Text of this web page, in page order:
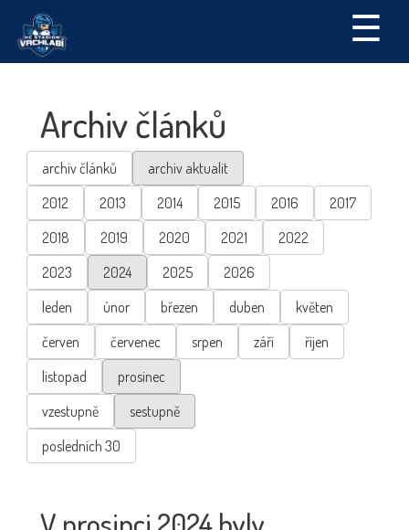
☰
Archiv článků
archiv článků
archiv aktualit
2012
2013 2014 2015 2016
2017
2018
2019 2020 2021
2022
2023
2024 2025
2026
leden
únor březen duben
květen
červen
červenec srpen září
říjen
listopad
prosinec
vzestupně
sestupně
posledních 30